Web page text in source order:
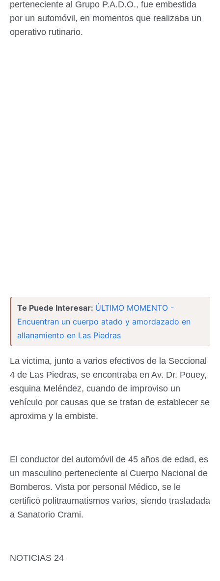
perteneciente al Grupo P.A.D.O., fue embestida
por un automóvil, en momentos que realizaba un
operativo rutinario.
Te Puede Interesar: ÚLTIMO MOMENTO -
Encuentran un cuerpo atado y amordazado en
allanamiento en Las Piedras
La victima, junto a varios efectivos de la Seccional
4 de Las Piedras, se encontraba en Av. Dr. Pouey,
esquina Meléndez, cuando de improviso un
vehículo por causas que se tratan de establecer se
aproxima y la embiste.
El conductor del automóvil de 45 años de edad, es
un masculino perteneciente al Cuerpo Nacional de
Bomberos. Vista por personal Médico, se le
certificó politraumatismos varios, siendo trasladada
a Sanatorio Crami.
NOTICIAS 24